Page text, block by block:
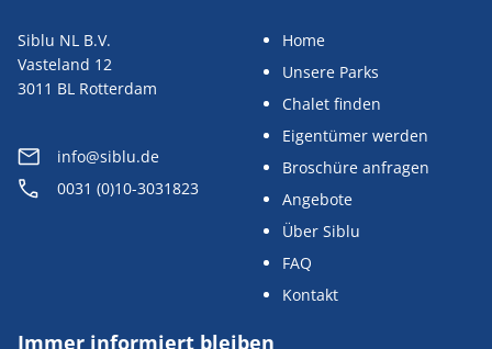
Siblu NL B.V.
Vasteland 12
3011 BL Rotterdam
info@siblu.de
0031 (0)10-3031823
Home
Unsere Parks
Chalet finden
Eigentümer werden
Broschüre anfragen
Angebote
Über Siblu
FAQ
Kontakt
Immer informiert bleiben